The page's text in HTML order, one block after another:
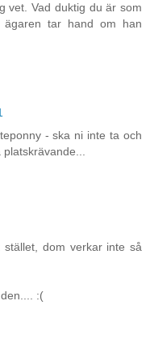
vet. Vad duktig du är som
tar hand om han
- ska ni inte ta och
dom verkar inte så
:(